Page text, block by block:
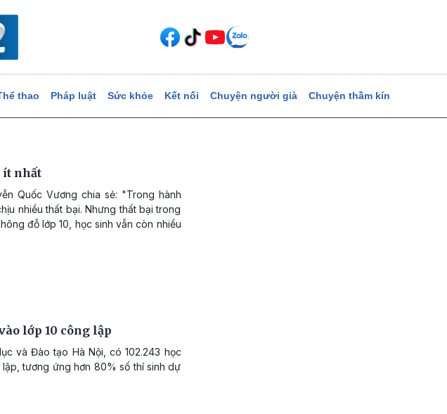
thao Pháp luật Sức khỏe Kết nối Chuyện người già Chuyện thầm kín
ít nhất
Quốc Vương chia sẻ: "Trong hành
nhiều thất bại. Nhưng thất bại trong
đỗ lớp 10, học sinh vẫn còn nhiều
lớp 10 công lập
và Đào tạo Hà Nội, có 102.243 học
tương ứng hơn 80% số thí sinh dự